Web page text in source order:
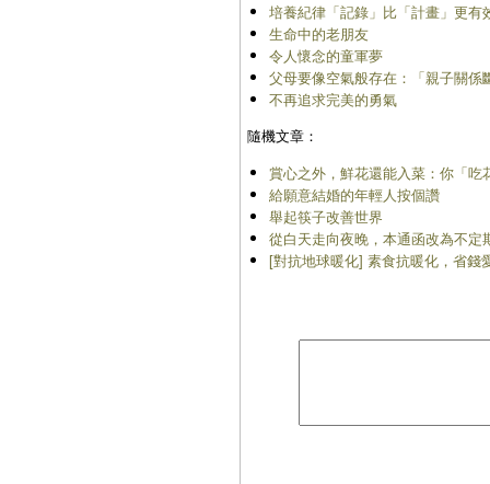
培養紀律「記錄」比「計畫」更有
生命中的老朋友
令人懷念的童軍夢
父母要像空氣般存在：「親子關係
不再追求完美的勇氣
隨機文章：
賞心之外，鮮花還能入菜：你「吃
給願意結婚的年輕人按個讚
舉起筷子改善世界
從白天走向夜晚，本通函改為不
[對抗地球暖化] 素食抗暖化，省錢